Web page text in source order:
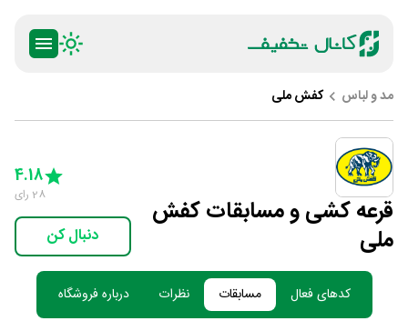
مد و لباس کفش ملی
قرعه کشی و مسابقات کفش
ملی
4 Stars
5 Stars
4.18
28 رای
دنبال کن
کدهای فعال مسابقات نظرات درباره فروشگاه